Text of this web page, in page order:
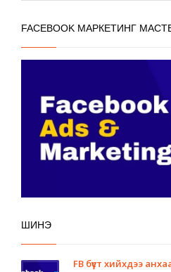
FACEBOOK МАРКЕТИНГ
ШИНЭ
FB бүүст хийхдээ